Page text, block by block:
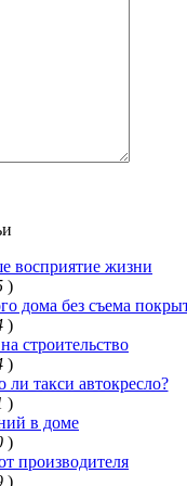
восприятие жизни
)
дома без съема
)
строительство
)
такси автокресло?
)
в доме
)
производителя
)